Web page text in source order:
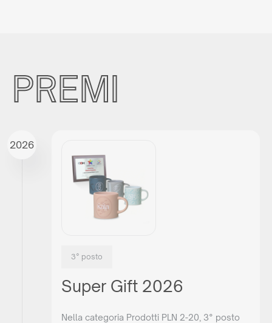
PREMI
2026
3° posto
Super Gift 2026
Nella categoria Prodotti PLN 2-20, 3° posto